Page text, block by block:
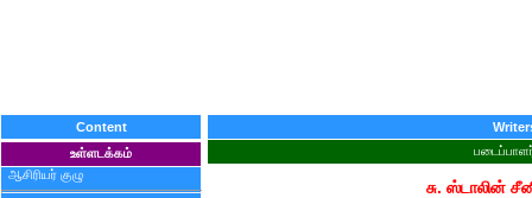
Content
உள்ளடக்கம்
ஆசிரியர் குழு
சு. ஸ்டாலின்